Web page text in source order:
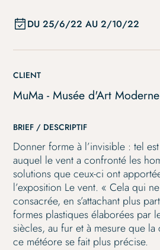
DU 25/6/22 AU 2/10/22
CLIENT
MuMa - Musée d'Art
BRIEF / DESCRIPTIF
Donner forme à l’invisible : tel
auquel le vent a confronté les
solutions que ceux-ci ont
l’exposition Le vent. « Cela qui
consacrée, en s’attachant plus
formes plastiques élaborées par
siècles, au fur et à mesure que
ce météore se fait plus précise.